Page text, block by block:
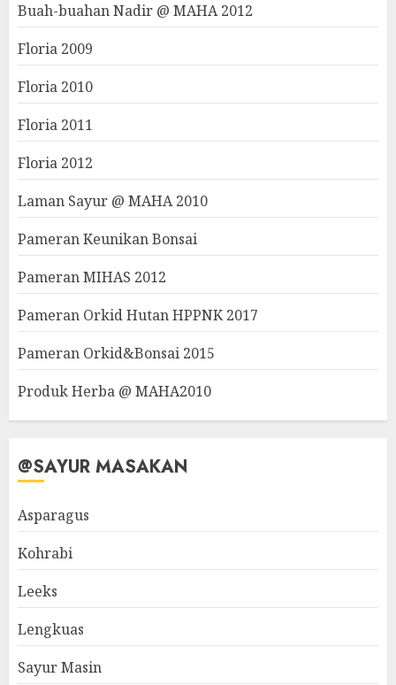
Buah-buahan Nadir @ MAHA 2012
Floria 2009
Floria 2010
Floria 2011
Floria 2012
Laman Sayur @ MAHA 2010
Pameran Keunikan Bonsai
Pameran MIHAS 2012
Pameran Orkid Hutan HPPNK 2017
Pameran Orkid&Bonsai 2015
Produk Herba @ MAHA2010
@SAYUR MASAKAN
Asparagus
Kohrabi
Leeks
Lengkuas
Sayur Masin